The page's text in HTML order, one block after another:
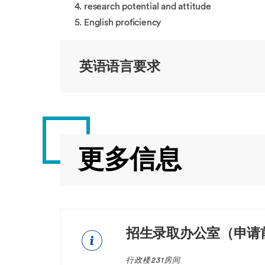
research potential and attitude
English proficiency
英语语言要求
更多信息
招生录取办公室（申请
行政楼231房间